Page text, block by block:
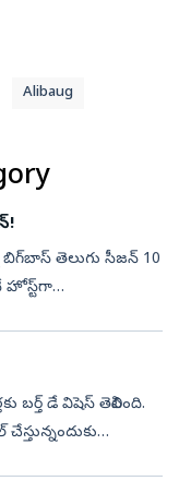
Alibaug
బిగ్‌బాస్‌ తెలుగు సీజన్‌ 10
డే విషెస్ తెలిపింది.